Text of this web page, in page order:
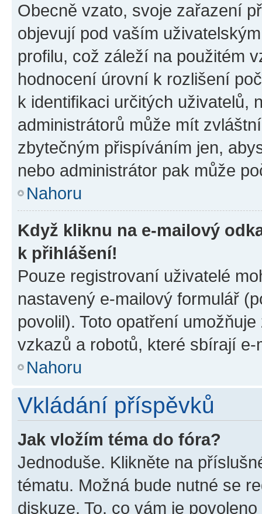
Obecně vzato, svoje zařazení
objevují pod vaším
profilu, což záleží na použitém
hodnocení úrovní k rozlišení
k identifikaci určitých uživatelů,
administrátorů může mít
zbytečným přispíváním jen,
nebo administrátor pak může
Nahoru
Když kliknu na e-mailový
k přihlášení!
Pouze registrovaní uživatelé
nastavený e-mailový formulář
povolil). Toto opatření
vzkazů a robotů, které sbírají e-
Nahoru
Vkládání příspěvků
Jak vložím téma do fóra?
Jednoduše. Klikněte na
tématu. Možná bude nutné se
diskuze. To, co vám je